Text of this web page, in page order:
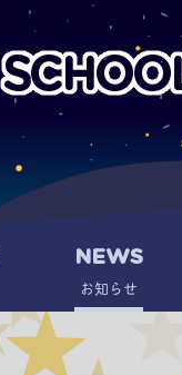
NEWS
お知らせ